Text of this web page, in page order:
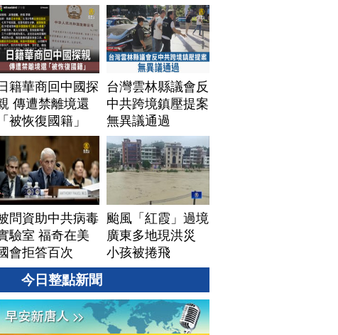
日籍華商回中國探
傳遭禁離境還
「被恢復國籍」
台灣雲林縣議會反
中共跨境鎮壓提案
無異議通過
問資助中共病毒
驗室 福奇在美
會拒答百次
颱風「紅霞」過境
廣東多地現洪災
小孩被捲飛
今日整點新聞